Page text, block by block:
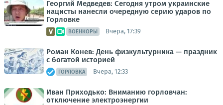
Георгий Медведев: Сегодня утром украинские
нацисты нанесли очередную серию ударов по
Горловке
ВОЕНКОРЫ Вчера, 17:39
Роман Конев: День физкультурника — праздник
с богатой историей
ГОРЛОВКА Вчера, 12:33
Иван Приходько: Вниманию горловчан:
отключение электроэнергии